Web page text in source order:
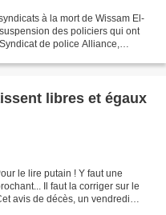
à la mort de Wissam El-
des policiers qui ont
de police Alliance,
libres et égaux
le lire putain ! Y faut une
Il faut la corriger sur le
avis de décès, un vendredi